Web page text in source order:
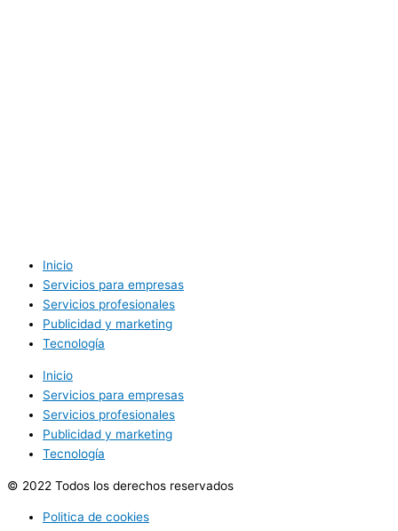
Inicio
Servicios para empresas
Servicios profesionales
Publicidad y marketing
Tecnología
Inicio
Servicios para empresas
Servicios profesionales
Publicidad y marketing
Tecnología
© 2022 Todos los derechos reservados
Politica de cookies